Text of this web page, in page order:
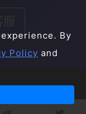
By
Policy and